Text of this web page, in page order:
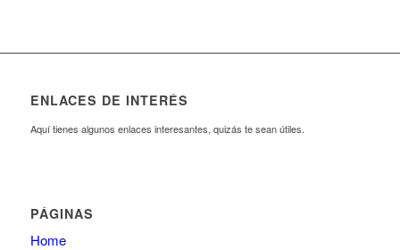
ENLACES DE INTERÉS
Aquí tienes algunos enlaces interesantes, quizás te sean útiles.
PÁGINAS
Home